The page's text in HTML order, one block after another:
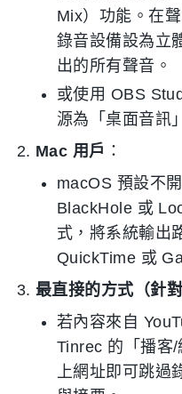
Mix）功能。在
錄音設備設為立
出的所有聲音。
或使用 OBS
源為「桌面音訊
Mac 用戶 ：
macOS 預設不
BlackHole 或
式，將系統輸出
QuickTime 或
最直接的方式（針
若內容來自
Tinrec 的「播客
上網址即可跳過